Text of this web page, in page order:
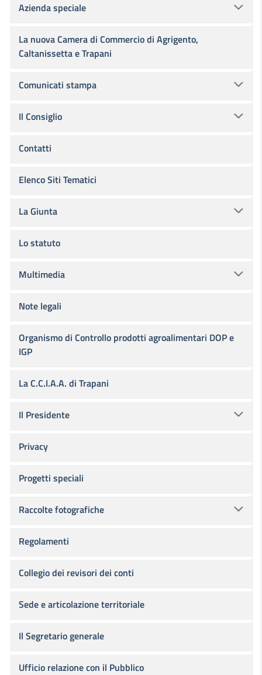
Azienda speciale
La nuova Camera di Commercio di Agrigento,
Caltanissetta e Trapani
Comunicati stampa
Il Consiglio
Contatti
Elenco Siti Tematici
La Giunta
Lo statuto
Multimedia
Note legali
Organismo di Controllo prodotti agroalimentari DOP e
IGP
La C.C.I.A.A. di Trapani
Il Presidente
Privacy
Progetti speciali
Raccolte fotografiche
Regolamenti
Collegio dei revisori dei conti
Sede e articolazione territoriale
Il Segretario generale
Ufficio relazione con il Pubblico